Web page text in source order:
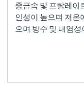
중금속 및 프탈레이
인성이 높으며 저온
으며 방수 및 내염